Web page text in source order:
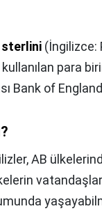
(İngilizce:
para
Bank of
AB